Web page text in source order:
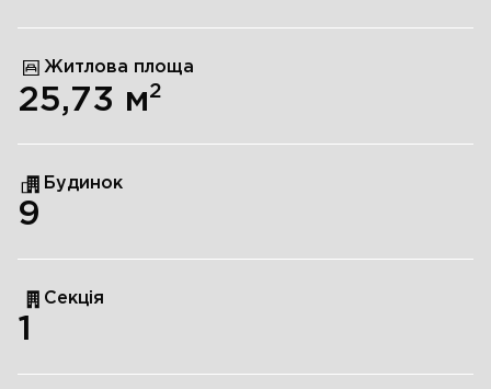
Житлова площа
25,73 м2
Будинок
9
Секція
1